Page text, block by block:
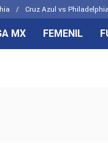
Cruz Azul vs
MX FEMENIL